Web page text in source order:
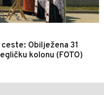
Obilježena 31
kolonu (FOTO)